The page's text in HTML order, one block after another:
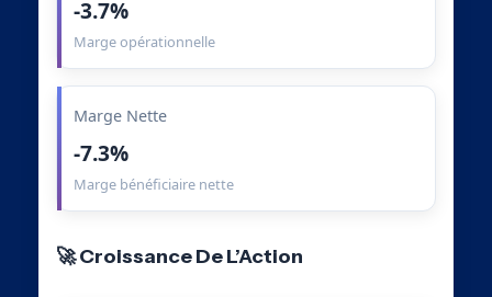
-3.7%
Marge opérationnelle
Marge Nette
-7.3%
Marge bénéficiaire nette
🚀 Croissance De L’Action